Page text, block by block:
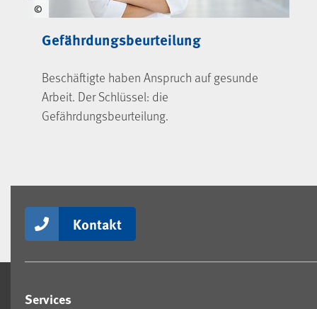
©
Gefährdungsbeurteilung
Beschäftigte haben Anspruch auf gesunde
Arbeit. Der Schlüssel: die
Gefährdungsbeurteilung.
Kontakt
Services